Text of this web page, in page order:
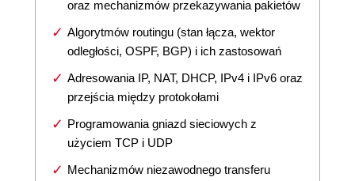
oraz mechanizmów przekazywania pakietów
Algorytmów routingu (stan łącza, wektor
odległości, OSPF, BGP) i ich zastosowań
Adresowania IP, NAT, DHCP, IPv4 i IPv6 oraz
przejścia między protokołami
Programowania gniazd sieciowych z
użyciem TCP i UDP
Mechanizmów niezawodnego transferu